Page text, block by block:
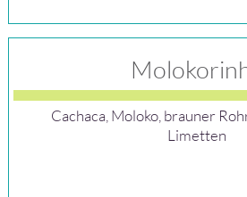
Cachaca, Moloko, brauner
Limetten